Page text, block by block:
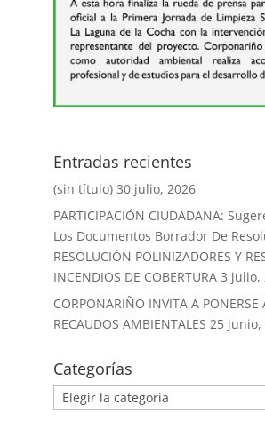
Entradas recientes
(sin título) 30 julio, 2026
PARTICIPACIÓN CIUDADANA:
Los Documentos Borrador De
RESOLUCIÓN POLINIZADORES Y
INCENDIOS DE COBERTURA 3 julio,
CORPONARIÑO INVITA A PONERSE
RECAUDOS AMBIENTALES 25 junio,
Categorías